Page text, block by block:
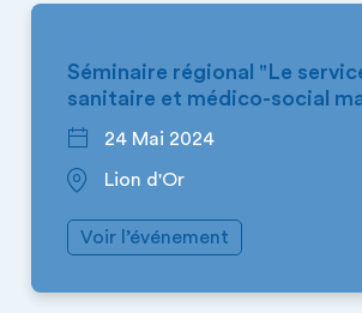
Séminaire régional "Le
sanitaire et médico-social
24 Mai 2024
Lion d'Or
Voir l’événement